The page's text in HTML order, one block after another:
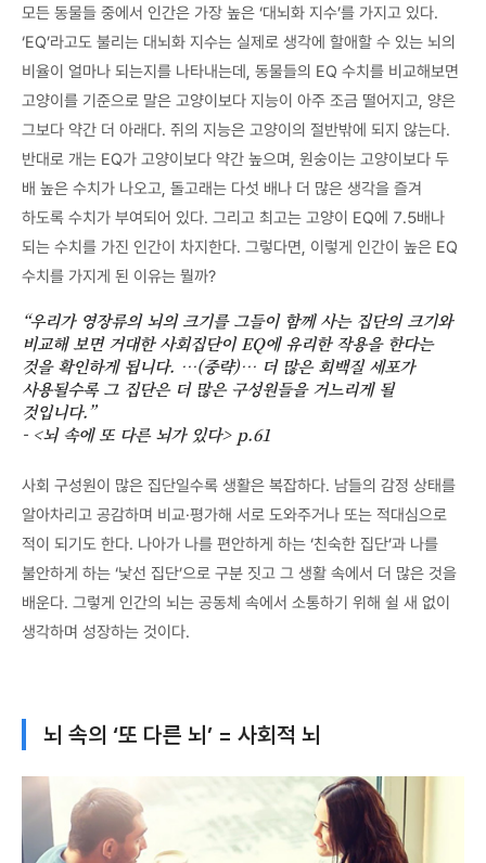
모든 동물들 중에서 인간은 가장 높은 ‘대뇌화 지수’를 가지고 있다.
‘EQ’라고도 불리는 대뇌화 지수는 실제로 생각에 할애할 수 있는 뇌의
비율이 얼마나 되는지를 나타내는데, 동물들의 EQ 수치를 비교해보면
고양이를 기준으로 말은 고양이보다 지능이 아주 조금 떨어지고, 양은
그보다 약간 더 아래다. 쥐의 지능은 고양이의 절반밖에 되지 않는다.
반대로 개는 EQ가 고양이보다 약간 높으며, 원숭이는 고양이보다 두
배 높은 수치가 나오고, 돌고래는 다섯 배나 더 많은 생각을 즐겨
하도록 수치가 부여되어 있다. 그리고 최고는 고양이 EQ에 7.5배나
되는 수치를 가진 인간이 차지한다. 그렇다면, 이렇게 인간이 높은 EQ
수치를 가지게 된 이유는 뭘까?
“우리가 영장류의 뇌의 크기를 그들이 함께 사는 집단의 크기와
비교해 보면 거대한 사회집단이 EQ에 유리한 작용을 한다는
것을 확인하게 됩니다. …(중략)… 더 많은 회백질 세포가
사용될수록 그 집단은 더 많은 구성원들을 거느리게 될
것입니다.”
- <뇌 속에 또 다른 뇌가 있다> p.61
사회 구성원이 많은 집단일수록 생활은 복잡하다. 남들의 감정 상태를
알아차리고 공감하며 비교·평가해 서로 도와주거나 또는 적대심으로
적이 되기도 한다. 나아가 나를 편안하게 하는 ‘친숙한 집단’과 나를
불안하게 하는 ‘낯선 집단’으로 구분 짓고 그 생활 속에서 더 많은 것을
배운다. 그렇게 인간의 뇌는 공동체 속에서 소통하기 위해 쉴 새 없이
생각하며 성장하는 것이다.
뇌 속의 ‘또 다른 뇌’ = 사회적 뇌